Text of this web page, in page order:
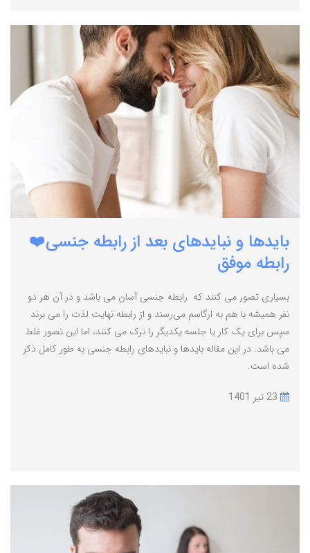
بایدها و نبایدهای بعد از رابطه جنسی❤️
رابطه موفق
بسیاری تصور می کنند که رابطه جنسی آسان می باشد و در آن هر دو
نفر همیشه با هم به ارگاسم می‌رسند و از رابطه نهایت لذت را می برند
سپس برای یک کار یا جلسه یکدیگر را ترک می کنند، اما این تصور غلط
می باشد. در این مقاله بایدها و نبایدهای رابطه جنسی به طور کامل ذکر
شده است.